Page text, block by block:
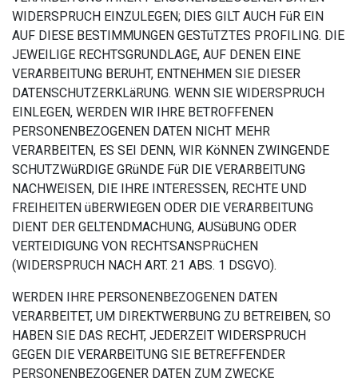
WIDERSPRUCH EINZULEGEN; DIES GILT AUCH FüR EIN
AUF DIESE BESTIMMUNGEN GESTüTZTES PROFILING. DIE
JEWEILIGE RECHTSGRUNDLAGE, AUF DENEN EINE
VERARBEITUNG BERUHT, ENTNEHMEN SIE DIESER
DATENSCHUTZERKLäRUNG. WENN SIE WIDERSPRUCH
EINLEGEN, WERDEN WIR IHRE BETROFFENEN
PERSONENBEZOGENEN DATEN NICHT MEHR
VERARBEITEN, ES SEI DENN, WIR KöNNEN ZWINGENDE
SCHUTZWüRDIGE GRüNDE FüR DIE VERARBEITUNG
NACHWEISEN, DIE IHRE INTERESSEN, RECHTE UND
FREIHEITEN üBERWIEGEN ODER DIE VERARBEITUNG
DIENT DER GELTENDMACHUNG, AUSüBUNG ODER
VERTEIDIGUNG VON RECHTSANSPRüCHEN
(WIDERSPRUCH NACH ART. 21 ABS. 1 DSGVO).
WERDEN IHRE PERSONENBEZOGENEN DATEN
VERARBEITET, UM DIREKTWERBUNG ZU BETREIBEN, SO
HABEN SIE DAS RECHT, JEDERZEIT WIDERSPRUCH
GEGEN DIE VERARBEITUNG SIE BETREFFENDER
PERSONENBEZOGENER DATEN ZUM ZWECKE